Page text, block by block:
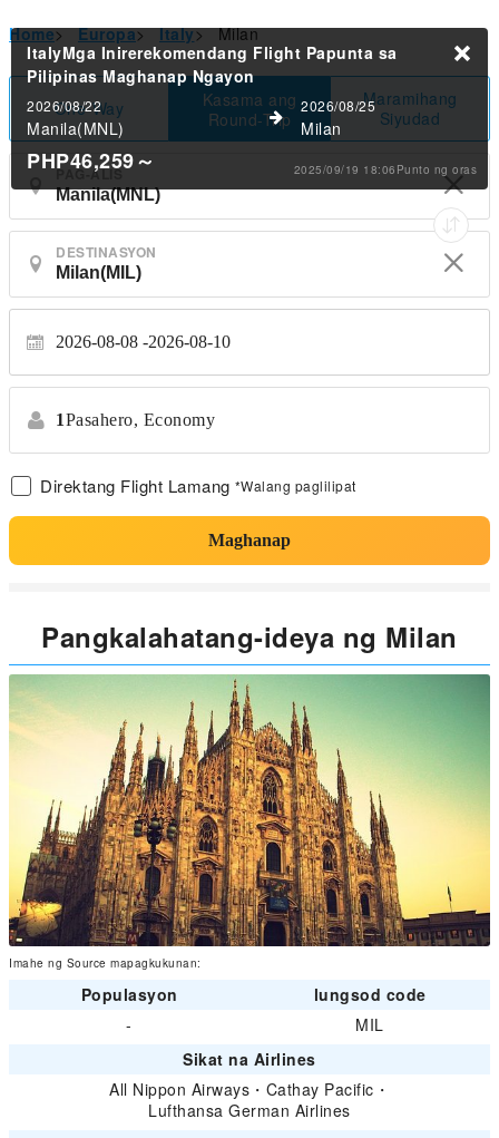
Home> Europa> Italy> Milan
One-Way
Kasama ang
Round-Trip
Maramihang
Siyudad
PAG-ALIS
DESTINASYON
2026-08-08 2026-08-10
1Pasahero, Economy
Direktang Flight Lamang *Walang paglilipat
Maghanap
ItalyMga Inirerekomendang Flight Papunta sa
PilipinasMaghanap Ngayon
2026/08/22
Manila(MNL)
2026/08/25
Milan
PHP46,259～ 2025/09/19 18:06Punto ng oras
Pangkalahatang-ideya ng Milan
Imahe ng Source mapagkukunan:
Populasyon
lungsod code
-
MIL
Sikat na Airlines
All Nippon Airways ・ Cathay Pacific ・
Lufthansa German Airlines